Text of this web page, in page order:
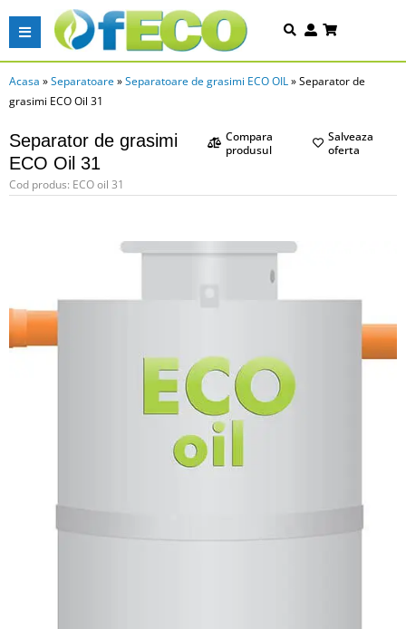
Acasa »Separatoare»Separatoare de grasimi ECO OIL»Separator de
grasimi ECO Oil 31
Separator de grasimi
ECO Oil 31
Cod produs: ECO oil 31
Compara
produsul
Salveaza
oferta